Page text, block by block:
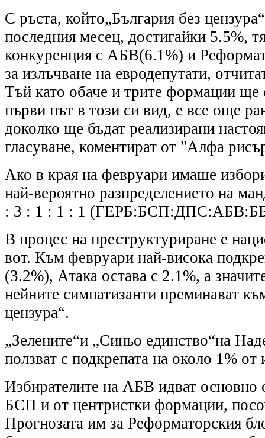
С ръста, който„България без
последния месец, достигайки 5.5%,
конкуренция с АБВ(6.1%) и
за излъчване на евродепутати,
Тъй като обаче и трите формации ще
първи път в този си вид, е все още
доколко ще бъдат реализирани
гласуване, коментират от "Алфа
Ако в края на февруари имаше
най-вероятно разпределението на
: 3 : 1 : 1 : 1
В процес на преструктуриране е
вот. Към февруари най-висока
(3.2%), Атака остава с 2.1%, а
нейните симпатизанти преминават
цензура“.
„Зелените“и „Синьо единство“на
ползват с подкрепата на около 1% от
Избирателите на АБВ идват основно
БСП и от центристки формации,
Прогнозата им за Реформаторския